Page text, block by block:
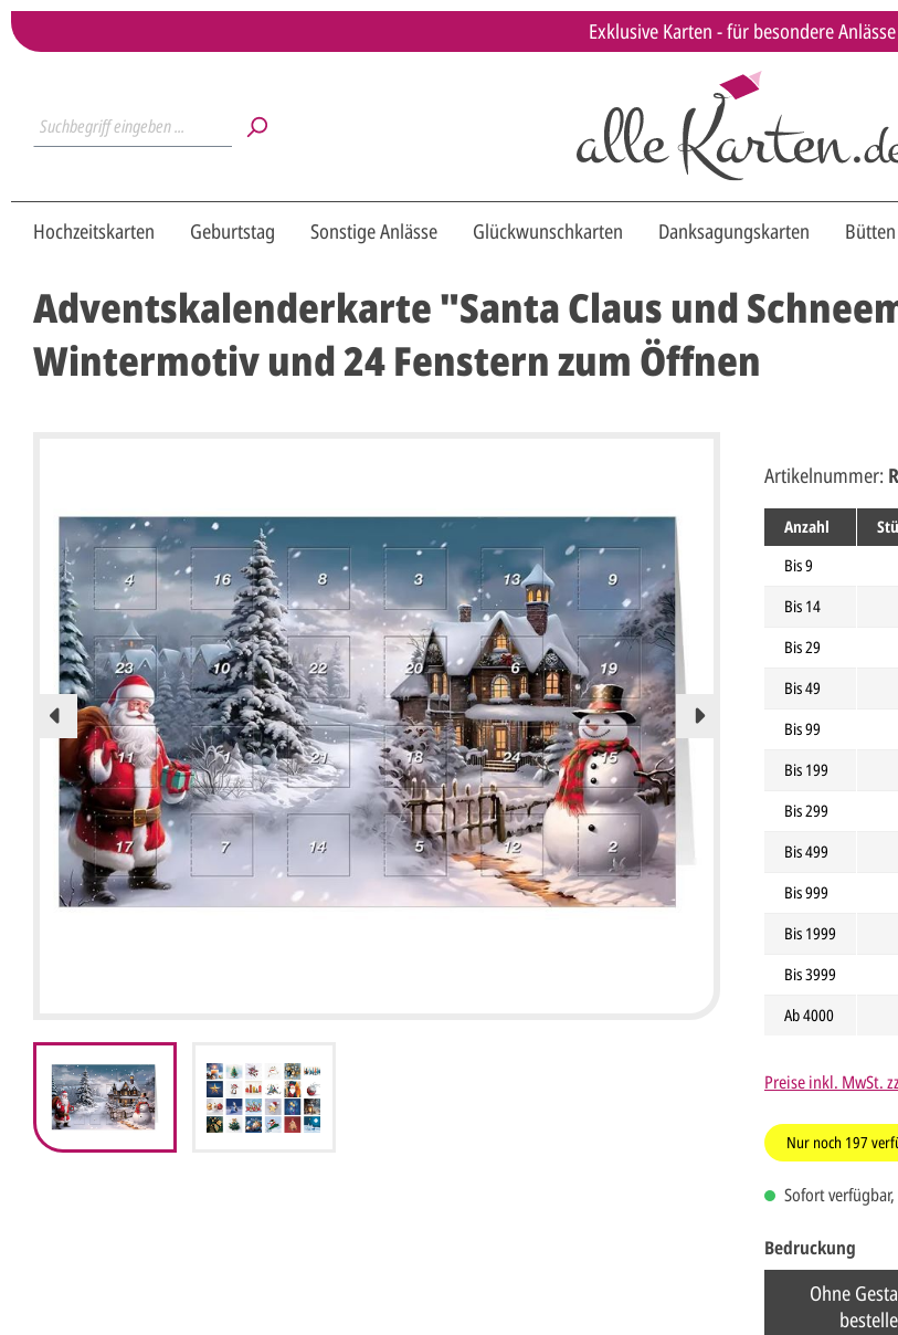
Exklusive Karten - für besondere Anlässe
Hochzeitskarten Geburtstag Sonstige Anlässe Glückwunschkarten Danksagungskarten
Adventskalenderkarte "Santa Claus und
Wintermotiv und 24 Fenstern zum Öffnen
Anzahl
Bis9
Bis 14
Bis29
Bis49
Bis99
Bis 199
Bis299
Bis499
Bis999
Bis 1999
Bis3999
Ab4000
Preise inkl. MwSt.
Nur noch 197
Sofort
Bedruckung
Ohne
Artikelnummer: